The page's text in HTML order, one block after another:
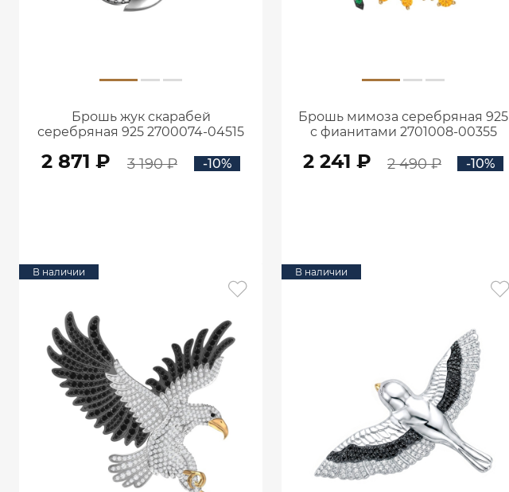
Брошь жук скарабей
серебряная 925 2700074-04515
2 871 ₽ 3 190 ₽ -10%
Брошь мимоза серебряная 925
с фианитами 2701008-00355
2 241 ₽ 2 490 ₽ -10%
В наличии В наличии